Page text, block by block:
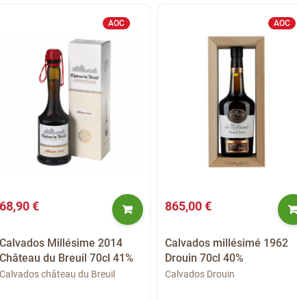
AOC
68,90 €
Calvados Millésime 2014
Château du Breuil 70cl 41%
Calvados château du Breuil
AOC
865,00 €
Calvados millésimé 1962
Drouin 70cl 40%
Calvados Drouin